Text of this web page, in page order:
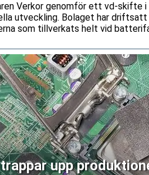
Verkor genomför ett vd-skifte
utveckling. Bolaget har
som tillverkats helt vid
upp